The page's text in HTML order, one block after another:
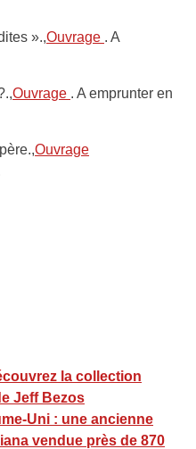
».,Ouvrage . A
Ouvrage . A emprunter en
Ouvrage
la collection
Jeff Bezos
Uni : une ancienne
vendue près de 870